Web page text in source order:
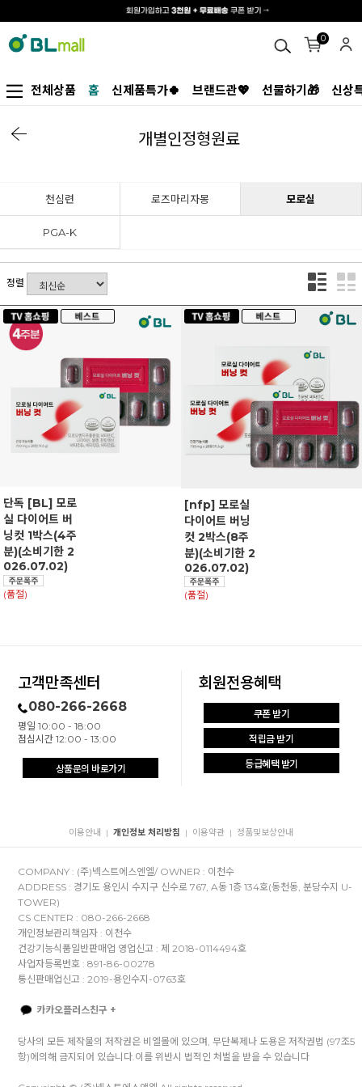
0
전체상품 홈 신제품특가🍀 브랜드관💖 선물하기🎁 신상
개별인정형원료
천심련 로즈마리자몽 모로실
PGA-K
정렬
단독 [BL] 모로
실 다이어트 버
닝컷 1박스(4주
분)(소비기한 2
026.07.02)
(품절)
[nfp] 모로실
다이어트 버닝
컷 2박스(8주
분)(소비기한 2
026.07.02)
(품절)
고객만족센터
080-266-2668
평일 10:00 - 18:00
점심시간 12:00 - 13:00
상품문의 바로가기
회원전용혜택
쿠폰 받기
적립금 받기
등급혜택 받기
이용안내 | 개인정보 처리방침 | 이용약관 | 정품및보상안내
COMPANY : (주)넥스트에스엔엘/ OWNER : 이천수
ADDRESS : 경기도 용인시 수지구 신수로 767, A동 1층 134호(동천동, 분당수지 U-
TOWER)
CS CENTER : 080-266-2668
개인정보관리책임자 : 이천수
건강기능식품일반판매업 영업신고 : 제 2018-0114494호
사업자등록번호 : 891-86-00278
통신판매업신고 : 2019-용인수지-0763호
카카오플러스친구 +
당사의 모든 제작물의 저작권은 비엘몰에 있으며, 무단복제나 도용은 저작권법 (97조5
항)에의해 금지되어 있습니다.이를 위반시 법적인 처벌을 받을 수 있습니다